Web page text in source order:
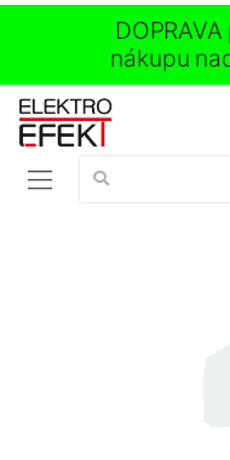
nákupu
Vyhledávání: